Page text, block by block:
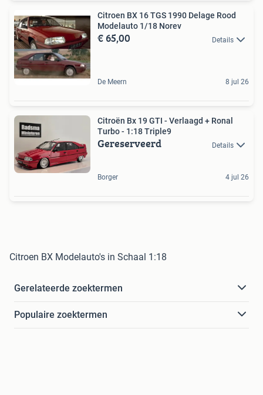
Citroen BX 16 TGS 1990 Delage Rood
Modelauto 1/18 Norev
€ 65,00 Details
De Meern 8 jul 26
Citroën Bx 19 GTI - Verlaagd + Ronal
Turbo - 1:18 Triple9
Gereserveerd Details
Borger 4 jul 26
Citroen BX Modelauto's in Schaal 1:18
Gerelateerde zoektermen
Populaire zoektermen